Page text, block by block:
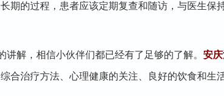
期的过程，患者应该定期复查和随访，与医生
讲解，相信小伙伴们都已经有了足够的了解。 安
合治疗方法、心理健康的关注、良好的饮食和